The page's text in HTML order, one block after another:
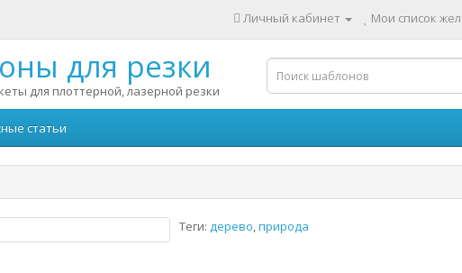
Личный кабинет Мои список
для резки
для плоттерной, лазерной резки
статьи
Теги: дерево,природа